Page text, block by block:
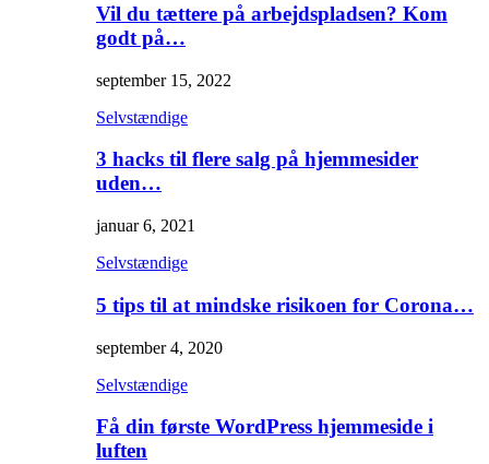
Vil du tættere på arbejdspladsen? Kom
godt på…
september 15, 2022
Selvstændige
3 hacks til flere salg på hjemmesider
uden…
januar 6, 2021
Selvstændige
5 tips til at mindske risikoen for Corona…
september 4, 2020
Selvstændige
Få din første WordPress hjemmeside i
luften